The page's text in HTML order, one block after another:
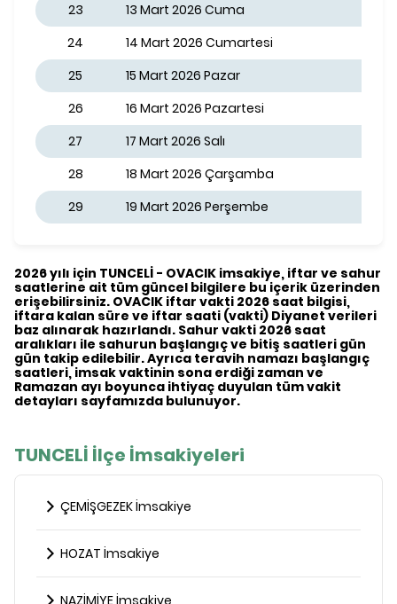
23
13 Mart 2026 Cuma
24
14 Mart 2026 Cumartesi
25
15 Mart 2026 Pazar
26
16 Mart 2026 Pazartesi
27
17 Mart 2026 Salı
28
18 Mart 2026 Çarşamba
29
19 Mart 2026 Perşembe
2026 yılı için TUNCELİ - OVACIK imsakiye, iftar ve sahur
saatlerine ait tüm güncel bilgilere bu içerik üzerinden
erişebilirsiniz. OVACIK iftar vakti 2026 saat bilgisi,
iftara kalan süre ve iftar saati (vakti) Diyanet verileri
baz alınarak hazırlandı. Sahur vakti 2026 saat
aralıkları ile sahurun başlangıç ve bitiş saatleri gün
gün takip edilebilir. Ayrıca teravih namazı başlangıç
saatleri, imsak vaktinin sona erdiği zaman ve
Ramazan ayı boyunca ihtiyaç duyulan tüm vakit
detayları sayfamızda bulunuyor.
TUNCELİ İlçe İmsakiyeleri
ÇEMİŞGEZEK İmsakiye
HOZAT İmsakiye
NAZİMİYE İmsakiye